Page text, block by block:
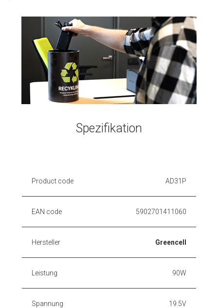
Spezifikation
Product code AD31P
EAN code 5902701411060
Hersteller Greencell
Leistung 90W
Spannung 19.5V